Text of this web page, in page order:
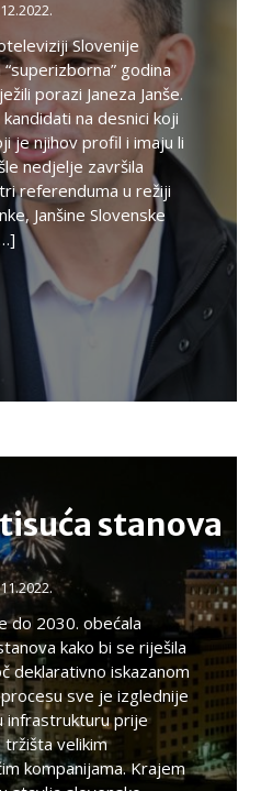
Slovenije
godina
porazi Janeza Janše.
na desnici koji
je njihov profil i imaju li
nedjelje završila
referenduma u režiji
Janšine Slovenske
stanova
do 2030. obećala
kako bi se riješila
deklarativno iskazanom
sve je izglednije
infrastrukturu prije
velikim
kompanijama. Krajem